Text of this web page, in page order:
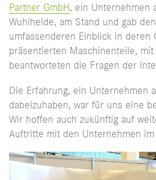
Partner GmbH, ein Unternehmen
Wuhlheide, am Stand und gab
umfassenderen Einblick in deren
präsentierten Maschinenteile,
beantworteten die Fragen der
Die Erfahrung, ein Unternehmen
dabeizuhaben, war für uns eine
Wir hoffen auch zukünftig auf
Auftritte mit den Unternehmen im